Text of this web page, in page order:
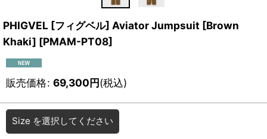
PHIGVEL [フィグベル] Aviator Jumpsuit [Brown
Khaki] [PMAM-PT08]
販売価格: 69,300円(税込)
Size を選択してください